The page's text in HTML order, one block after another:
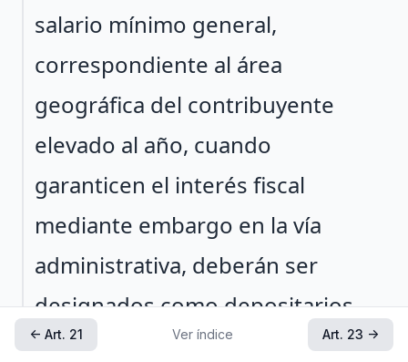
salario mínimo general,
correspondiente al área
geográfica del contribuyente
elevado al año, cuando
garanticen el interés fiscal
mediante embargo en la vía
administrativa, deberán ser
designados como depositarios
de los bienes y el embargo no
← Art. 21 Ver índice Art. 23 →